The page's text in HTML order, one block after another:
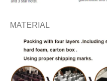
MATERIAL